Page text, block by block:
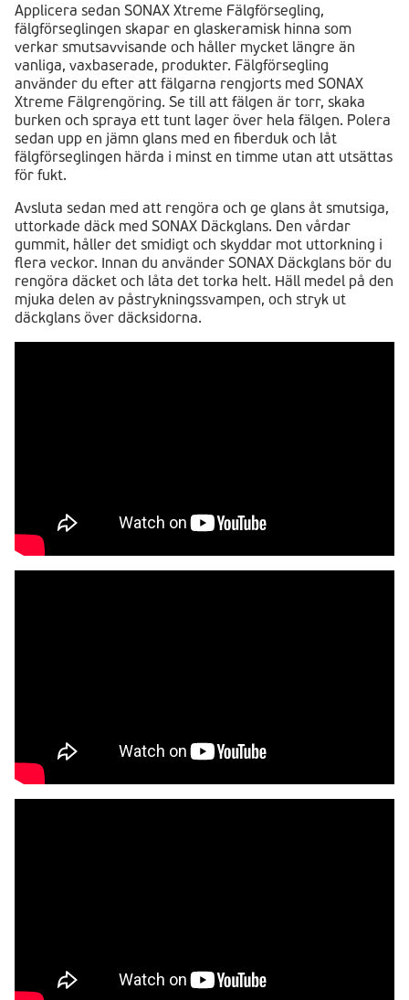
Applicera sedan SONAX Xtreme Fälgförsegling,
fälgförseglingen skapar en glaskeramisk hinna som
verkar smutsavvisande och håller mycket längre än
vanliga, vaxbaserade, produkter. Fälgförsegling
använder du efter att fälgarna rengjorts med SONAX
Xtreme Fälgrengöring. Se till att fälgen är torr, skaka
burken och spraya ett tunt lager över hela fälgen. Polera
sedan upp en jämn glans med en fiberduk och låt
fälgförseglingen härda i minst en timme utan att utsättas
för fukt.
Avsluta sedan med att rengöra och ge glans åt smutsiga,
uttorkade däck med SONAX Däckglans. Den vårdar
gummit, håller det smidigt och skyddar mot uttorkning i
flera veckor. Innan du använder SONAX Däckglans bör du
rengöra däcket och låta det torka helt. Häll medel på den
mjuka delen av påstrykningssvampen, och stryk ut
däckglans över däcksidorna.